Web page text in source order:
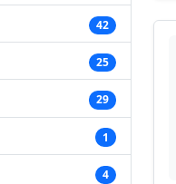
42
25
29
1
4